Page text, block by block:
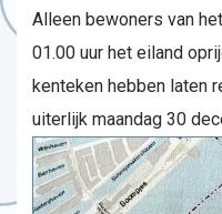
Alleen bewoners van
01.00 uur het eiland
kenteken hebben laten
uiterlijk maandag 30